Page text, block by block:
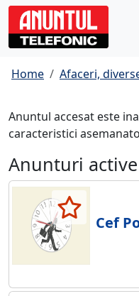
Home Afaceri,
Anuntul accesat este
caracteristici
Anunturi
Cef